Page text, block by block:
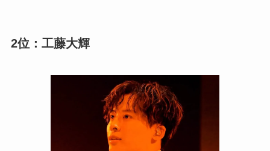
2位：工藤大輝